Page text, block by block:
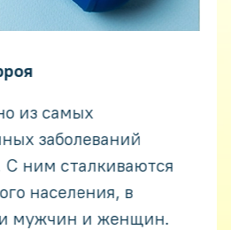
из самых
заболеваний
ним сталкиваются
населения, в
мужчин и женщин.